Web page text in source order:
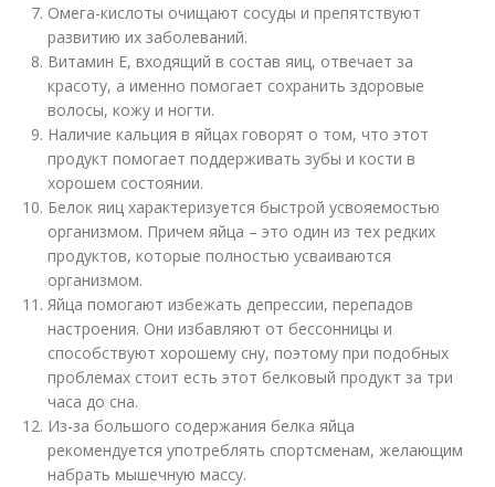
Омега-кислоты очищают сосуды и препятствуют
развитию их заболеваний.
Витамин Е, входящий в состав яиц, отвечает за
красоту, а именно помогает сохранить здоровые
волосы, кожу и ногти.
Наличие кальция в яйцах говорят о том, что этот
продукт помогает поддерживать зубы и кости в
хорошем состоянии.
Белок яиц характеризуется быстрой усвояемостью
организмом. Причем яйца – это один из тех редких
продуктов, которые полностью усваиваются
организмом.
Яйца помогают избежать депрессии, перепадов
настроения. Они избавляют от бессонницы и
способствуют хорошему сну, поэтому при подобных
проблемах стоит есть этот белковый продукт за три
часа до сна.
Из-за большого содержания белка яйца
рекомендуется употреблять спортсменам, желающим
набрать мышечную массу.